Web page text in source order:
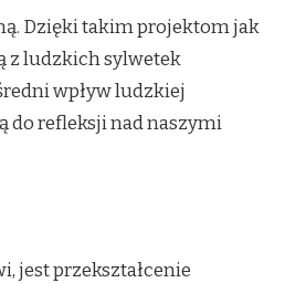
Dzięki takim projektom jak
z ludzkich sylwetek
wpływ ludzkiej
do refleksji nad naszymi
jest przekształcenie